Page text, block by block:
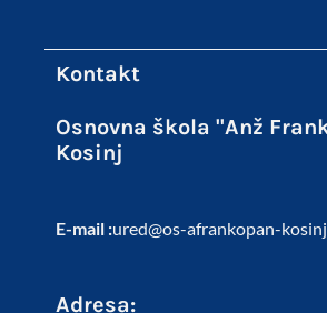
Kontakt
Osnovna škola "Anž
Kosinj
E-mail :ured@os-afrankopan-
Adresa: